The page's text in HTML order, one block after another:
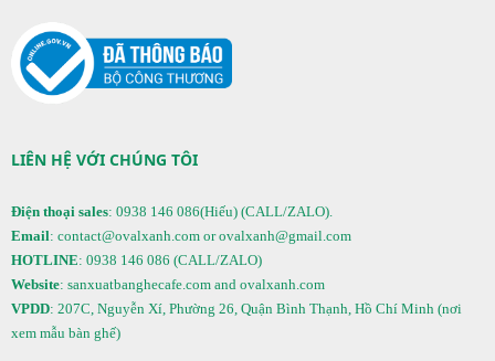
Quầy Bar 122
LIÊN HỆ VỚI CHÚNG TÔI
Điện thoại sales: 0938 146 086(Hiếu) (CALL/ZALO).
Email: contact@ovalxanh.com or ovalxanh@gmail.com
HOTLINE: 0938 146 086 (CALL/ZALO)
Website: sanxuatbanghecafe.com and ovalxanh.com
VPDD: 207C, Nguyễn Xí, Phường 26, Quận Bình Thạnh, Hồ Chí Minh (nơi
xem mẫu bàn ghế)